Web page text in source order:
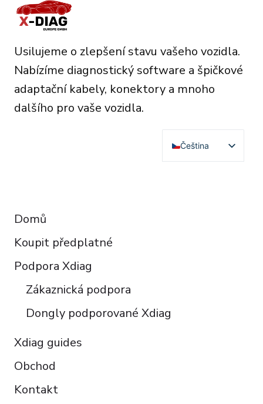
Usilujeme o zlepšení stavu vašeho vozidla.
Nabízíme diagnostický software a špičkové
adaptační kabely, konektory a mnoho
dalšího pro vaše vozidla.
Čeština
English
Domů
Koupit předplatné
Podpora Xdiag
Zákaznická podpora
Dongly podporované Xdiag
Xdiag guides
Obchod
Kontakt